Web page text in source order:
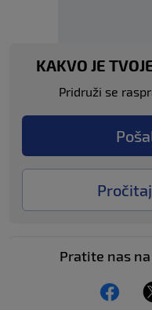
KAKVO JE
Pridruži se
Pratite nas